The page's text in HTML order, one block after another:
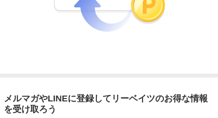
メルマガやLINEに登録してリーベイツのお得な情報
を受け取ろう